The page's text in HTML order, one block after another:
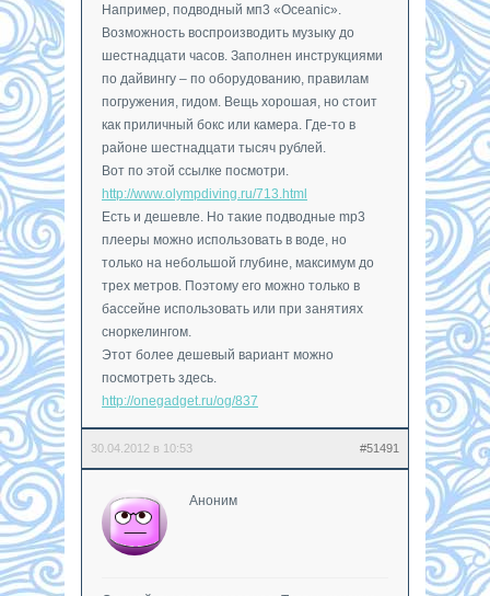
Например, подводный мп3 «Oceanic».
Возможность воспроизводить музыку до
шестнадцати часов. Заполнен инструкциями
по дайвингу – по оборудованию, правилам
погружения, гидом. Вещь хорошая, но стоит
как приличный бокс или камера. Где-то в
районе шестнадцати тысяч рублей.
Вот по этой ссылке посмотри.
http://www.olympdiving.ru/713.html
Есть и дешевле. Но такие подводные mp3
плееры можно использовать в воде, но
только на небольшой глубине, максимум до
трех метров. Поэтому его можно только в
бассейне использовать или при занятиях
сноркелингом.
Этот более дешевый вариант можно
посмотреть здесь.
http://onegadget.ru/og/837
30.04.2012 в 10:53 #51491
Аноним